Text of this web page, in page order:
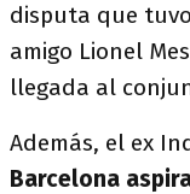
disputa que
amigo Lionel
llegada al
Además, el ex
Barcelona